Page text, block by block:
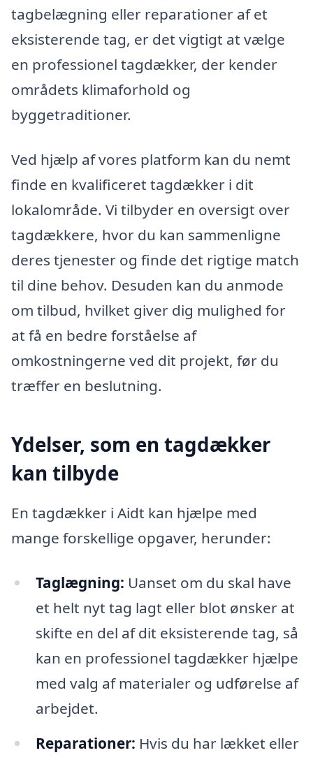
tagbelægning eller reparationer af et
eksisterende tag, er det vigtigt at vælge
en professionel tagdækker, der kender
områdets klimaforhold og
byggetraditioner.
Ved hjælp af vores platform kan du nemt
finde en kvalificeret tagdækker i dit
lokalområde. Vi tilbyder en oversigt over
tagdækkere, hvor du kan sammenligne
deres tjenester og finde det rigtige match
til dine behov. Desuden kan du anmode
om tilbud, hvilket giver dig mulighed for
at få en bedre forståelse af
omkostningerne ved dit projekt, før du
træffer en beslutning.
Ydelser, som en tagdækker
kan tilbyde
En tagdækker i Aidt kan hjælpe med
mange forskellige opgaver, herunder:
Taglægning: Uanset om du skal have
et helt nyt tag lagt eller blot ønsker at
skifte en del af dit eksisterende tag, så
kan en professionel tagdækker hjælpe
med valg af materialer og udførelse af
arbejdet.
Reparationer: Hvis du har lækket eller